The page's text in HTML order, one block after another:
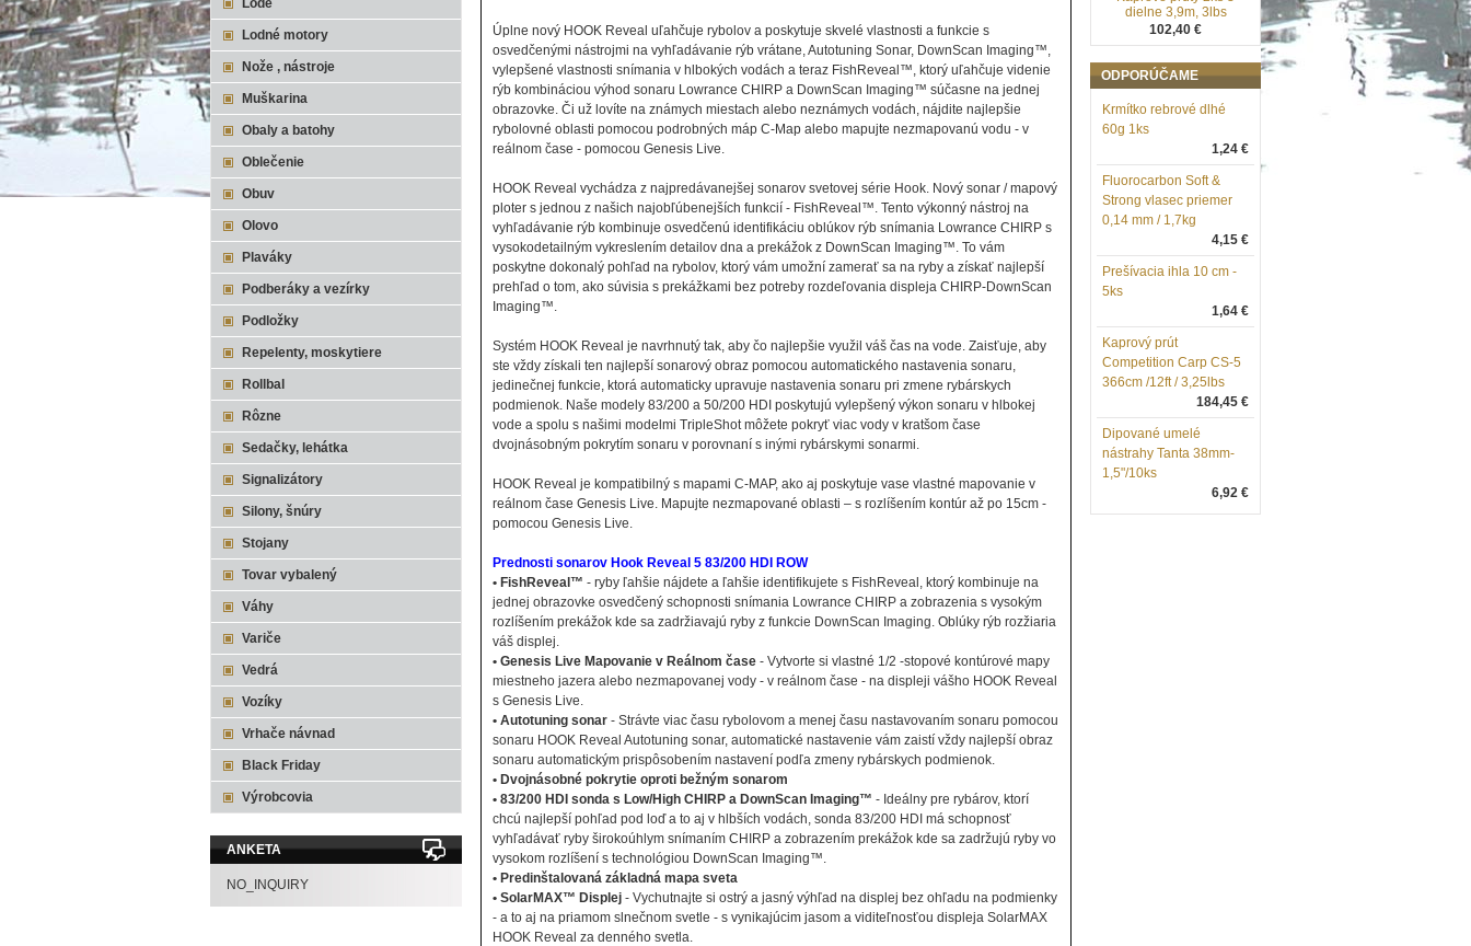
Úplne nový HOOK Reveal uľahčuje rybolov a poskytuje skvelé vlastnosti a funkcie s
osvedčenými nástrojmi na vyhľadávanie rýb vrátane, Autotuning Sonar, DownScan Imaging™,
vylepšené vlastnosti snímania v hlbokých vodách a teraz FishReveal™, ktorý uľahčuje videnie
rýb kombináciou výhod sonaru Lowrance CHIRP a DownScan Imaging™ súčasne na jednej
obrazovke. Či už lovíte na známych miestach alebo neznámych vodách, nájdite najlepšie
rybolovné oblasti pomocou podrobných máp C-Map alebo mapujte nezmapovanú vodu - v
reálnom čase - pomocou Genesis Live.
HOOK Reveal vychádza z najpredávanejšej sonarov svetovej série Hook. Nový sonar / mapový
ploter s jednou z našich najobľúbenejších funkcií - FishReveal™. Tento výkonný nástroj na
vyhľadávanie rýb kombinuje osvedčenú identifikáciu oblúkov rýb snímania Lowrance CHIRP s
vysokodetailným vykreslením detailov dna a prekážok z DownScan Imaging™. To vám
poskytne dokonalý pohľad na rybolov, ktorý vám umožní zamerať sa na ryby a získať najlepší
prehľad o tom, ako súvisia s prekážkami bez potreby rozdeľovania displeja CHIRP-DownScan
Imaging™.
Systém HOOK Reveal je navrhnutý tak, aby čo najlepšie využil váš čas na vode. Zaisťuje, aby
ste vždy získali ten najlepší sonarový obraz pomocou automatického nastavenia sonaru,
jedinečnej funkcie, ktorá automaticky upravuje nastavenia sonaru pri zmene rybárskych
podmienok. Naše modely 83/200 a 50/200 HDI poskytujú vylepšený výkon sonaru v hlbokej
vode a spolu s našimi modelmi TripleShot môžete pokryť viac vody v kratšom čase
dvojnásobným pokrytím sonaru v porovnaní s inými rybárskymi sonarmi.
HOOK Reveal je kompatibilný s mapami C-MAP, ako aj poskytuje vase vlastné mapovanie v
reálnom čase Genesis Live. Mapujte nezmapované oblasti – s rozlíšením kontúr až po 15cm -
pomocou Genesis Live.
Prednosti sonarov Hook Reveal 5 83/200 HDI ROW
• FishReveal™ - ryby ľahšie nájdete a ľahšie identifikujete s FishReveal, ktorý kombinuje na
jednej obrazovke osvedčený schopnosti snímania Lowrance CHIRP a zobrazenia s vysokým
rozlíšením prekážok kde sa zadržiavajú ryby z funkcie DownScan Imaging. Oblúky rýb rozžiaria
váš displej.
• Genesis Live Mapovanie v Reálnom čase - Vytvorte si vlastné 1/2 -stopové kontúrové mapy
miestneho jazera alebo nezmapovanej vody - v reálnom čase - na displeji vášho HOOK Reveal
s Genesis Live.
• Autotuning sonar - Strávte viac času rybolovom a menej času nastavovaním sonaru pomocou
sonaru HOOK Reveal Autotuning sonar, automatické nastavenie vám zaistí vždy najlepší obraz
sonaru automatickým prispôsobením nastavení podľa zmeny rybárskych podmienok.
• Dvojnásobné pokrytie oproti bežným sonarom
• 83/200 HDI sonda s Low/High CHIRP a DownScan Imaging™ - Ideálny pre rybárov, ktorí
chcú najlepší pohľad pod loď a to aj v hlbších vodách, sonda 83/200 HDI má schopnosť
vyhľadávať ryby širokoúhlym snímaním CHIRP a zobrazením prekážok kde sa zadržujú ryby vo
vysokom rozlíšení s technológiou DownScan Imaging™.
• Predinštalovaná základná mapa sveta
• SolarMAX™ Displej - Vychutnajte si ostrý a jasný výhľad na displej bez ohľadu na podmienky
- a to aj na priamom slnečnom svetle - s vynikajúcim jasom a viditeľnosťou displeja SolarMAX
HOOK Reveal za denného svetla.
Lode
Lodné motory
Nože , nástroje
Muškarina
Obaly a batohy
Oblečenie
Obuv
Olovo
Plaváky
Podberáky a vezírky
Podložky
Repelenty, moskytiere
Rollbal
Rôzne
Sedačky, lehátka
Signalizátory
Silony, šnúry
Stojany
Tovar vybalený
Váhy
Variče
Vedrá
Vozíky
Vrhače návnad
Black Friday
Výrobcovia
ANKETA
NO_INQUIRY
dielne 3,9m, 3lbs
102,40 €
ODPORÚČAME
Krmítko rebrové dlhé
60g 1ks
1,24 €
Fluorocarbon Soft &
Strong vlasec priemer
0,14 mm / 1,7kg
4,15 €
Prešívacia ihla 10 cm -
5ks
1,64 €
Kaprový prút
Competition Carp CS-5
366cm /12ft / 3,25lbs
184,45 €
Dipované umelé
nástrahy Tanta 38mm-
1,5"/10ks
6,92 €